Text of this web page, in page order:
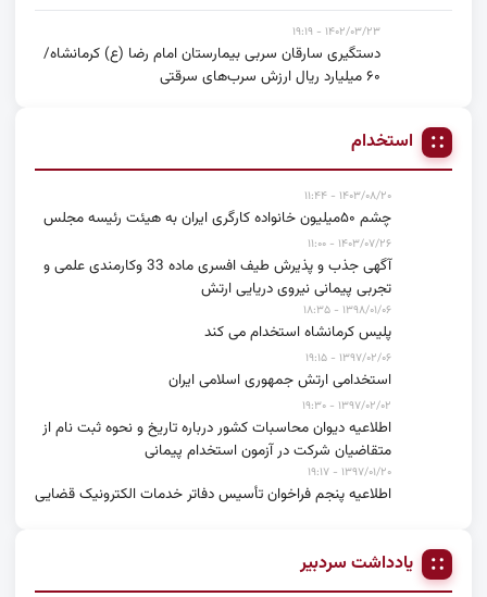
۱۴۰۲/۰۳/۲۳ - ۱۹:۱۹
دستگیری سارقان سربی بیمارستان امام رضا (ع) کرمانشاه/
۶۰ میلیارد ریال ارزش سرب‌های سرقتی
استخدام
۱۴۰۳/۰۸/۲۰ - ۱۱:۴۴
چشم ۵۰میلیون خانواده کارگری ایران به هیئت رئیسه مجلس
۱۴۰۳/۰۷/۲۶ - ۱۱:۰۰
آگهی جذب و پذیرش طیف افسری ماده 33 وکارمندی علمی و
تجربی پیمانی نیروی دریایی ارتش
۱۳۹۸/۰۱/۰۶ - ۱۸:۳۵
پلیس کرمانشاه استخدام می کند
۱۳۹۷/۰۲/۰۶ - ۱۹:۱۵
استخدامی ارتش جمهوری اسلامی ایران
۱۳۹۷/۰۲/۰۲ - ۱۹:۳۰
اطلاعیه دیوان محاسبات کشور درباره تاریخ و نحوه ثبت نام از
متقاضیان شرکت در آزمون استخدام پیمانی
۱۳۹۷/۰۱/۲۰ - ۱۹:۱۷
اطلاعیه پنجم فراخوان تأسیس دفاتر خدمات الکترونیک قضایی
یادداشت سردبیر